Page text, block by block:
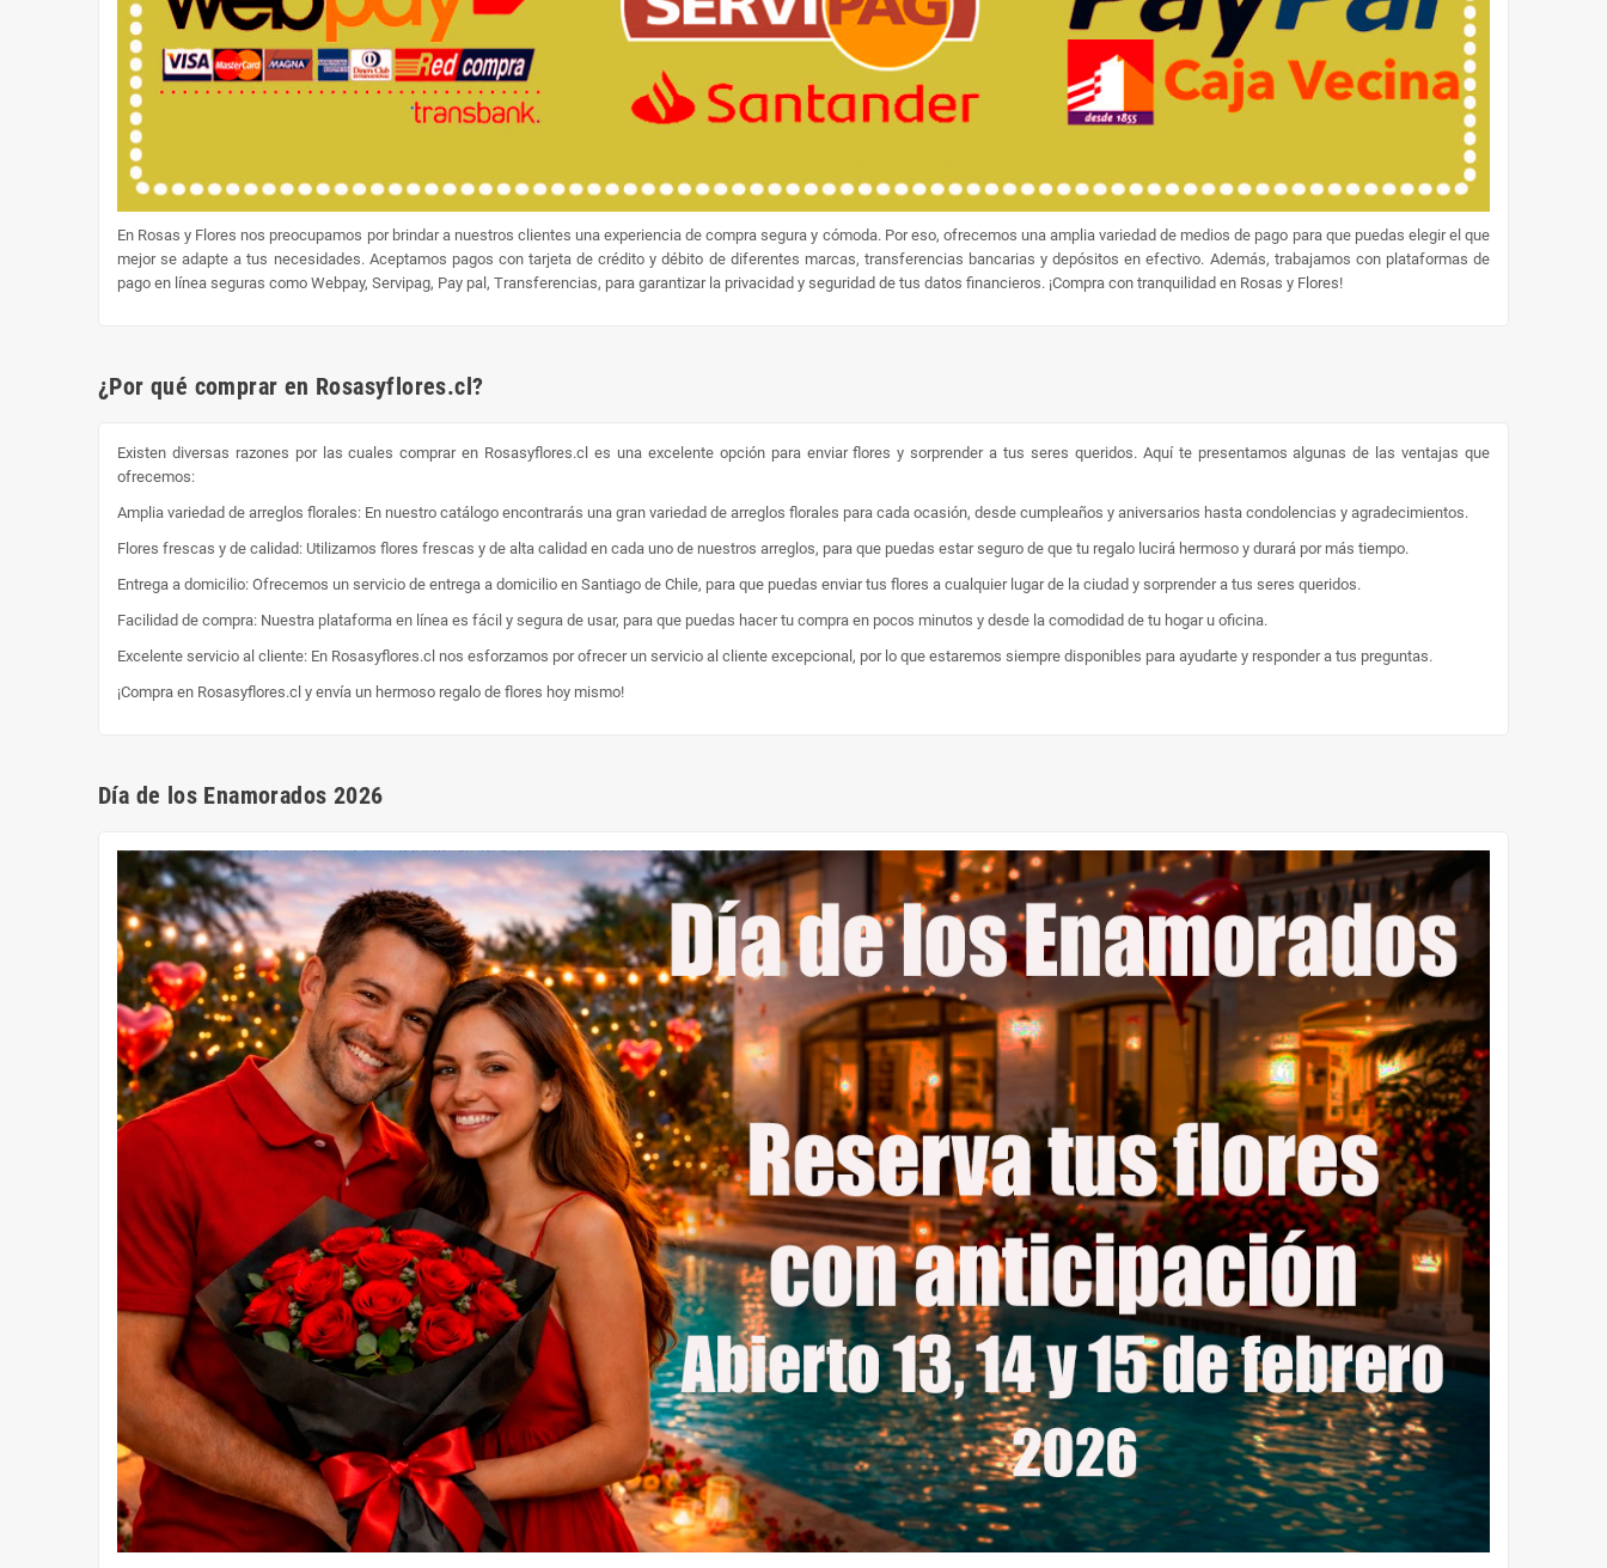
En Rosas y Flores nos preocupamos por brindar a nuestros clientes una experiencia de compra segura y cómoda. Por eso, ofrecemos una amplia variedad de medios de pago para que puedas elegir el que
mejor se adapte a tus necesidades. Aceptamos pagos con tarjeta de crédito y débito de diferentes marcas, transferencias bancarias y depósitos en efectivo. Además, trabajamos con plataformas de
pago en línea seguras como Webpay, Servipag, Pay pal, Transferencias, para garantizar la privacidad y seguridad de tus datos financieros. ¡Compra con tranquilidad en Rosas y Flores!
¿Por qué comprar en Rosasyflores.cl?
Existen diversas razones por las cuales comprar en Rosasyflores.cl es una excelente opción para enviar flores y sorprender a tus seres queridos. Aquí te presentamos algunas de las ventajas que
ofrecemos:
Amplia variedad de arreglos florales: En nuestro catálogo encontrarás una gran variedad de arreglos florales para cada ocasión, desde cumpleaños y aniversarios hasta condolencias y agradecimientos.
Flores frescas y de calidad: Utilizamos flores frescas y de alta calidad en cada uno de nuestros arreglos, para que puedas estar seguro de que tu regalo lucirá hermoso y durará por más tiempo.
Entrega a domicilio: Ofrecemos un servicio de entrega a domicilio en Santiago de Chile, para que puedas enviar tus flores a cualquier lugar de la ciudad y sorprender a tus seres queridos.
Facilidad de compra: Nuestra plataforma en línea es fácil y segura de usar, para que puedas hacer tu compra en pocos minutos y desde la comodidad de tu hogar u oficina.
Excelente servicio al cliente: En Rosasyflores.cl nos esforzamos por ofrecer un servicio al cliente excepcional, por lo que estaremos siempre disponibles para ayudarte y responder a tus preguntas.
¡Compra en Rosasyflores.cl y envía un hermoso regalo de flores hoy mismo!
Día de los Enamorados 2026